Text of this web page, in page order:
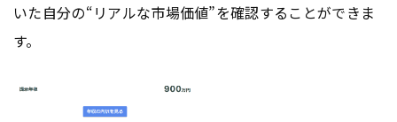
いた自分の“リアルな市場価値”を確認することができま
す。